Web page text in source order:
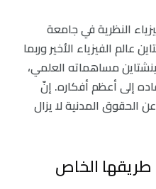
النظرية في جامعة
عالم الفيزياء الأخير وربما
مساهماته العلمي،
إلى أعظم أفكاره. إنّ
الحقوق المدنية لا يزال